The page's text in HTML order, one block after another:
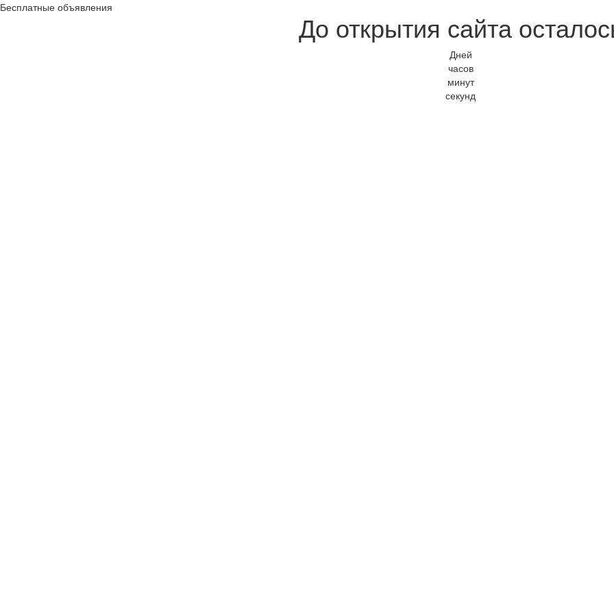
Бесплатные объявления
До открытия сайта
Дней
часов
минут
секунд